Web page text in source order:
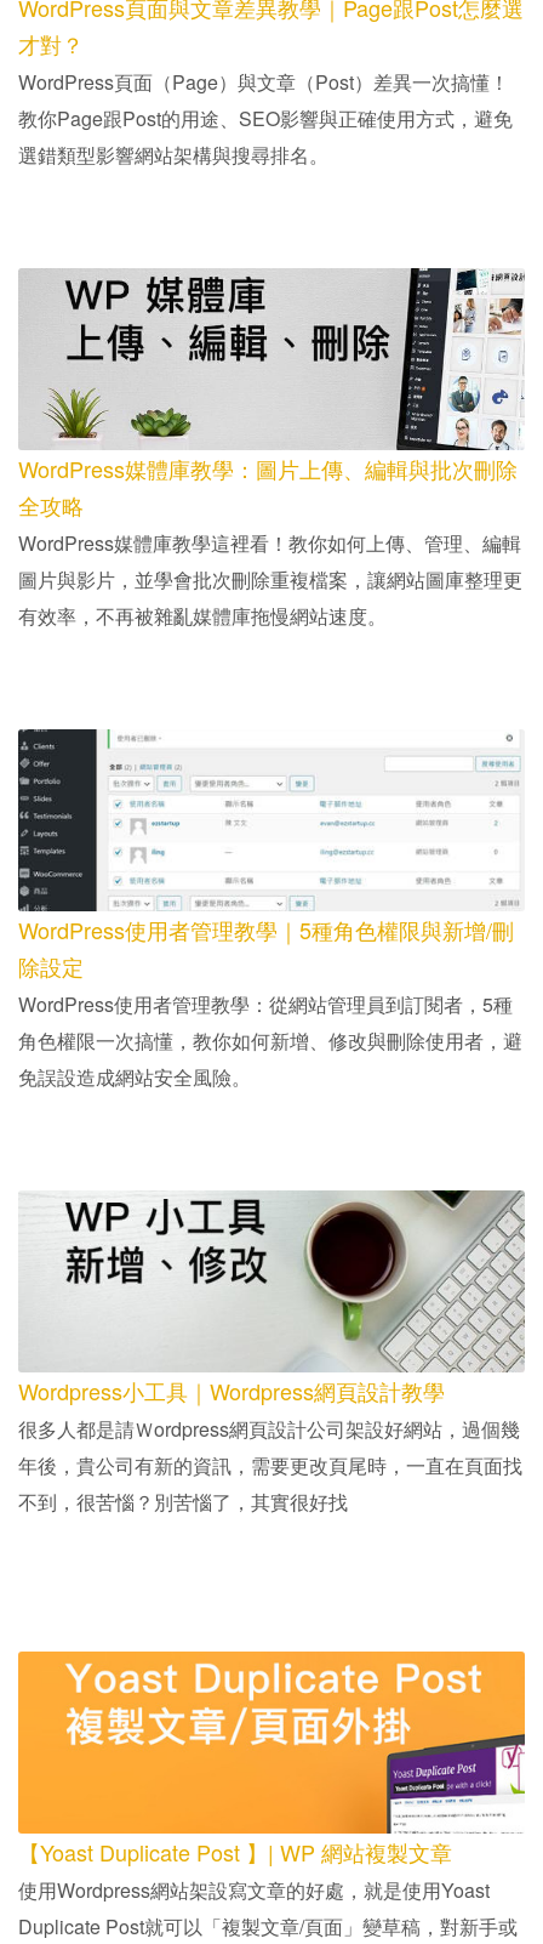
WordPress頁面與文章差異教學｜Page跟Post怎麼選
才對？
WordPress頁面（Page）與文章（Post）差異一次搞懂！
教你Page跟Post的用途、SEO影響與正確使用方式，避免
選錯類型影響網站架構與搜尋排名。
WordPress媒體庫教學：圖片上傳、編輯與批次刪除
全攻略
WordPress媒體庫教學這裡看！教你如何上傳、管理、編輯
圖片與影片，並學會批次刪除重複檔案，讓網站圖庫整理更
有效率，不再被雜亂媒體庫拖慢網站速度。
WordPress使用者管理教學｜5種角色權限與新增/刪
除設定
WordPress使用者管理教學：從網站管理員到訂閱者，5種
角色權限一次搞懂，教你如何新增、修改與刪除使用者，避
免誤設造成網站安全風險。
Wordpress小工具｜Wordpress網頁設計教學
很多人都是請Ｗordpress網頁設計公司架設好網站，過個幾
年後，貴公司有新的資訊，需要更改頁尾時，一直在頁面找
不到，很苦惱？別苦惱了，其實很好找
【Yoast Duplicate Post 】| WP 網站複製文章
使用Wordpress網站架設寫文章的好處，就是使用Yoast
Duplicate Post就可以「複製文章/頁面」變草稿，對新手或